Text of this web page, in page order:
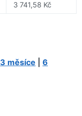
3 741,58 Kč
3 měsíce
6